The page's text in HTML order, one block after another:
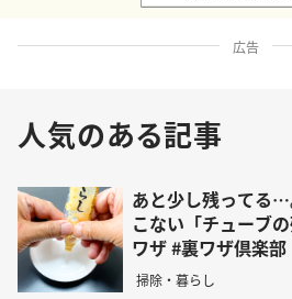
広告
人気のある記事
あと少し残ってる
こない「チューブ
ワザ #裏ワザ倶楽部
掃除・暮らし